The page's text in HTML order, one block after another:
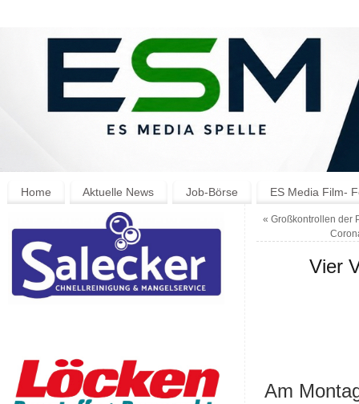
Home Aktuelle News Job-Börse ES Media Film-
« Großkontrollen der
Vier
Am